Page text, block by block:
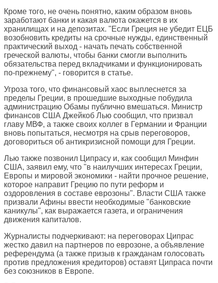
Кроме того, не очень понятно, каким образом вновь
заработают банки и какая валюта окажется в их
хранилищах и на депозитах. "Если Греция не убедит ЕЦБ
возобновить кредиты на срочные нужды, единственный
практический выход - начать печать собственной
греческой валюты, чтобы банки смогли выполнить
обязательства перед вкладчиками и функционировать
по-прежнему", - говорится в статье.
Угроза того, что финансовый хаос выплеснется за
пределы Греции, в прошедшие выходные побудила
администрацию Обамы публично вмешаться. Министр
финансов США Джейкоб Лью сообщил, что призвал
главу МВФ, а также своих коллег в Германии и Франции
вновь попытаться, несмотря на срыв переговоров,
договориться об антикризисной помощи для Греции.
Лью также позвонил Ципрасу и, как сообщил Минфин
США, заявил ему, что "в наилучших интересах Греции,
Европы и мировой экономики - найти прочное решение,
которое направит Грецию по пути реформ и
оздоровления в составе еврозоны". Власти США также
призвали Афины ввести необходимые "банковские
каникулы", как выражается газета, и ограничения
движения капиталов.
Журналисты подчеркивают: на переговорах Ципрас
жестко давил на партнеров по еврозоне, а объявление
референдума (а также призыв к гражданам голосовать
против предложения кредиторов) оставят Ципраса почти
без союзников в Европе.